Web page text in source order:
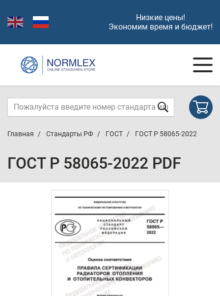
Низкие цены!
Экономим время и бюджет!
Главная Стандарты РФ ГОСТ ГОСТ Р 58065-2022
ГОСТ Р 58065-2022 PDF